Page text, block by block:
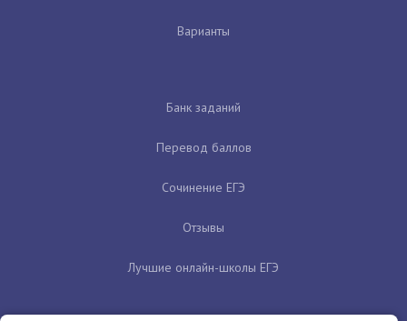
Варианты
Банк заданий
Перевод баллов
Сочинение ЕГЭ
Отзывы
Лучшие онлайн-школы ЕГЭ